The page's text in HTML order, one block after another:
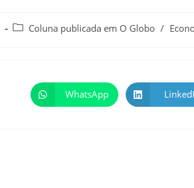
Coluna publicada em O Globo /
WhatsApp